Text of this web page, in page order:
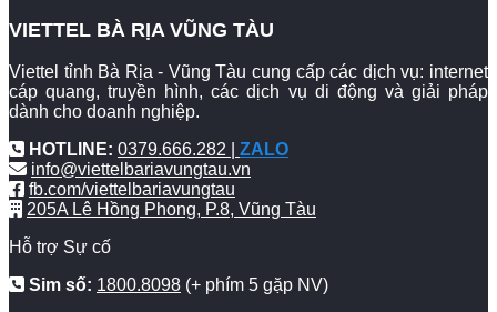
VIETTEL BÀ RỊA VŨNG TÀU
Viettel tỉnh Bà Rịa - Vũng Tàu cung cấp các dịch vụ: internet
cáp quang, truyền hình, các dịch vụ di động và giải pháp
dành cho doanh nghiệp.
HOTLINE: 0379.666.282 | ZALO
info@viettelbariavungtau.vn
fb.com/viettelbariavungtau
205A Lê Hồng Phong, P.8, Vũng Tàu
Hỗ trợ Sự cố
Sim số: 1800.8098 (+ phím 5 gặp NV)